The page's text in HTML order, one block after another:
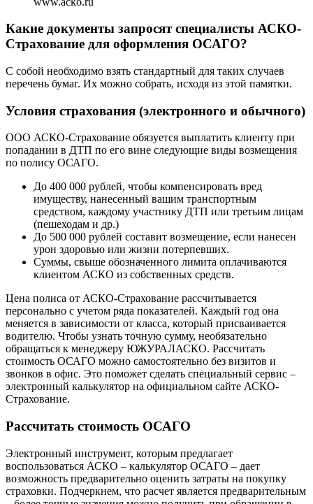
Какие документы запросят специалисты АСКО-
Страхование для оформления ОСАГО?
С собой необходимо взять стандартный для таких случаев
перечень бумаг. Их можно собрать, исходя из этой памятки.
Условия страхования (электронного и обычного)
ООО АСКО-Страхование обязуется выплатить клиенту при
попадании в ДТП по его вине следующие виды возмещения
по полису ОСАГО.
До 400 000 рублей, чтобы компенсировать вред
имуществу, нанесенный вашим транспортным
средством, каждому участнику ДТП или третьим лицам
(пешеходам и др.)
До 500 000 рублей составит возмещение, если нанесен
урон здоровью или жизни потерпевших.
Суммы, свыше обозначенного лимита оплачиваются
клиентом АСКО из собственных средств.
Цена полиса от АСКО-Страхование рассчитывается
персонально с учетом ряда показателей. Каждый год она
меняется в зависимости от класса, который присваивается
водителю. Чтобы узнать точную сумму, необязательно
обращаться к менеджеру ЮЖУРАЛАСКО. Рассчитать
стоимость ОСАГО можно самостоятельно без визитов и
звонков в офис. Это поможет сделать специальный сервис –
электронный калькулятор на официальном сайте АСКО-
Страхование.
Рассчитать стоимость ОСАГО
Электронный инструмент, которым предлагает
воспользоваться АСКО – калькулятор ОСАГО – дает
возможность предварительно оценить затраты на покупку
страховки. Подчеркнем, что расчет является предварительным